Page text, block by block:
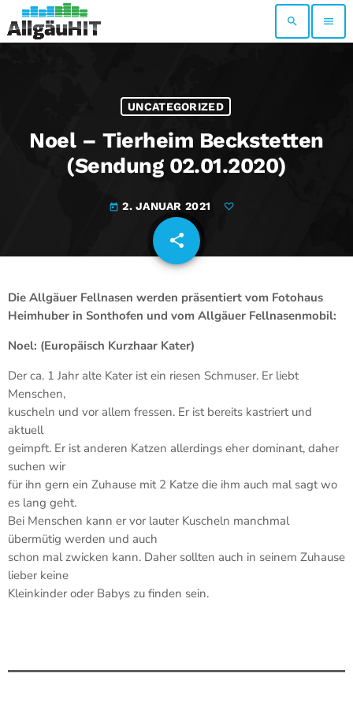
search menu
UNCATEGORIZED
Noel – Tierheim Beckstetten
(Sendung 02.01.2020)
today 2. JANUAR 2021
share
email
Die Allgäuer Fellnasen werden präsentiert vom Fotohaus
Heimhuber in Sonthofen und vom Allgäuer Fellnasenmobil:
Noel: (Europäisch Kurzhaar Kater)
Der ca. 1 Jahr alte Kater ist ein riesen Schmuser. Er liebt
Menschen,
kuscheln und vor allem fressen. Er ist bereits kastriert und
aktuell
geimpft. Er ist anderen Katzen allerdings eher dominant, daher
suchen wir
für ihn gern ein Zuhause mit 2 Katze die ihm auch mal sagt wo
es lang geht.
Bei Menschen kann er vor lauter Kuscheln manchmal
übermütig werden und auch
schon mal zwicken kann. Daher sollten auch in seinem Zuhause
lieber keine
Kleinkinder oder Babys zu finden sein.